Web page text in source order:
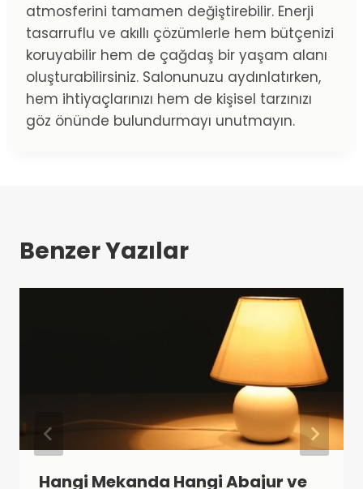
atmosferini tamamen değiştirebilir. Enerji
tasarruflu ve akıllı çözümlerle hem bütçenizi
koruyabilir hem de çağdaş bir yaşam alanı
oluşturabilirsiniz. Salonunuzu aydınlatırken,
hem ihtiyaçlarınızı hem de kişisel tarzınızı
göz önünde bulundurmayı unutmayın.
Benzer Yazılar
Hangi Mekanda Hangi Abajur ve